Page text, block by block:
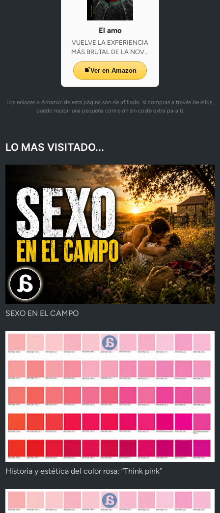
El amo
VUELVE LA EXPERIENCIA
MÁS BRUTAL DE LA NOV...
Ver en Amazon
Los enlaces a Amazon de esta página son de afiliado: si compras a través de ellos,
puedo recibir una pequeña comisión sin coste extra para ti.
LO MAS VISITADO...
SEXO EN EL CAMPO
Historia y estética del color rosa: “Think pink”